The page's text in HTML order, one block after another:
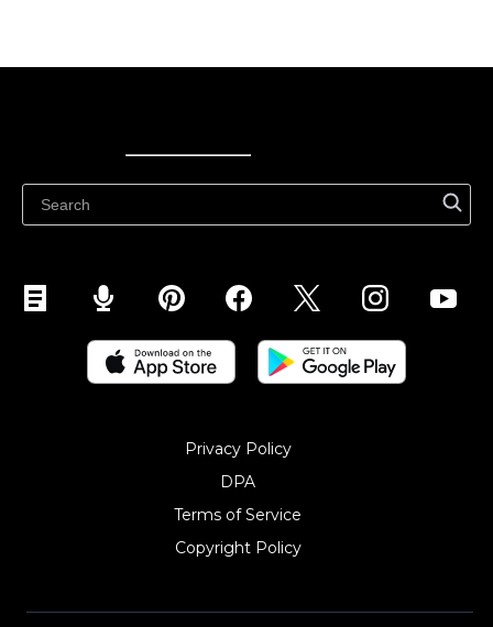
Privacy Policy
DPA
Terms of Service
Copyright Policy‎